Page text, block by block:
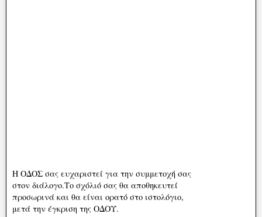
Η ΟΔΟΣ σας ευχαριστεί για την συμμετοχή σας
στον διάλογο.Το σχόλιό σας θα αποθηκευτεί
προσωρινά και θα είναι ορατό στο ιστολόγιο,
μετά την έγκριση της ΟΔΟΥ.